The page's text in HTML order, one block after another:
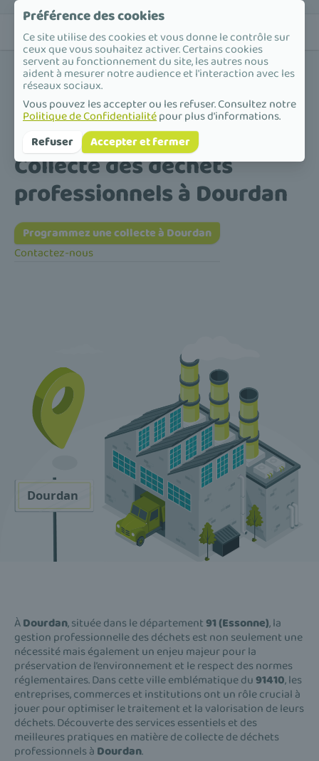
Accueil /Collecte des déchets professionnels /Île-de-France /Essonne
Dourdan
Collecte des déchets
professionnels à Dourdan
Programmez une collecte à Dourdan
Contactez-nous
ÀDourdan, située dans le département91 (Essonne), la
gestion professionnelle des déchets est non seulement une
nécessité mais également un enjeu majeur pour la
préservation de l’environnement et le respect des normes
réglementaires. Dans cette ville emblématique du91410, les
entreprises, commerces et institutions ont un rôle crucial à
jouer pour optimiser le traitement et la valorisation de leurs
déchets. Découverte des services essentiels et des
meilleures pratiques en matière de collecte de déchets
professionnels à Dourdan.
Préférence des cookies
Ce site utilise des cookies et vous donne le contrôle sur
ceux que vous souhaitez activer. Certains cookies
servent au fonctionnement du site, les autres nous
aident à mesurer notre audience et l'interaction avec les
réseaux sociaux.
Vous pouvez les accepter ou les refuser. Consultez notre
Politique de Confidentialitépour plus d'informations.
Refuser
Accepter et fermer